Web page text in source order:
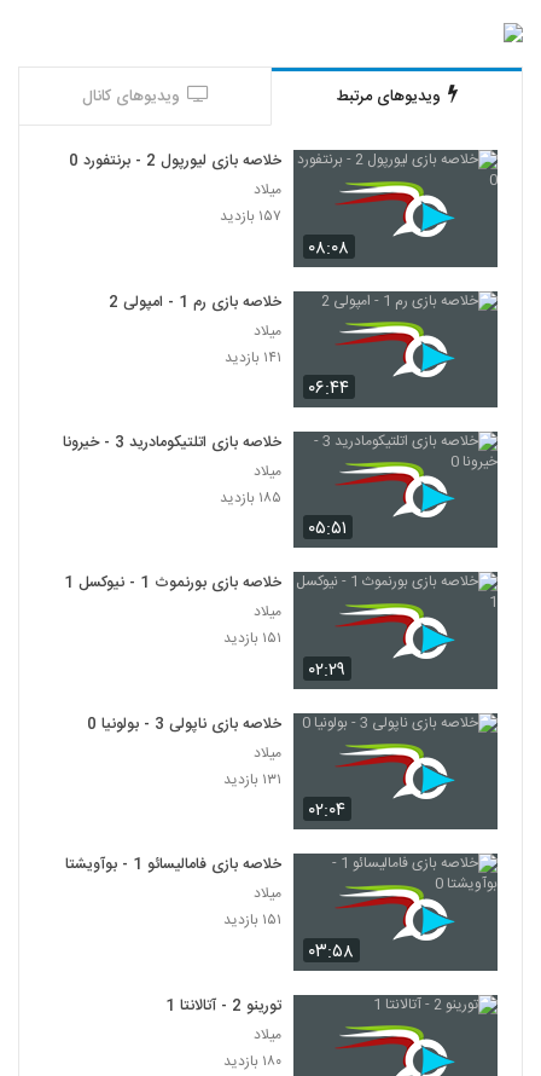
ویدیوهای مرتبط ویدیوهای کانال
۰۸:۰۸
خلاصه بازی لیورپول 2 - برنتفورد 0
میلاد
۱۵۷ بازدید
۰۶:۴۴
خلاصه بازی رم 1 - امپولی 2
میلاد
۱۴۱ بازدید
۰۵:۵۱
خلاصه بازی اتلتیکومادرید 3 - خیرونا 0
میلاد
۱۸۵ بازدید
۰۲:۲۹
خلاصه بازی بورنموث 1 - نیوکسل 1
میلاد
۱۵۱ بازدید
۰۲:۰۴
خلاصه بازی ناپولی 3 - بولونیا 0
میلاد
۱۳۱ بازدید
۰۳:۵۸
خلاصه بازی فامالیسائو 1 - بوآویشتا 0
میلاد
۱۵۱ بازدید
تورینو 2 - آتالانتا 1
میلاد
۱۸۰ بازدید